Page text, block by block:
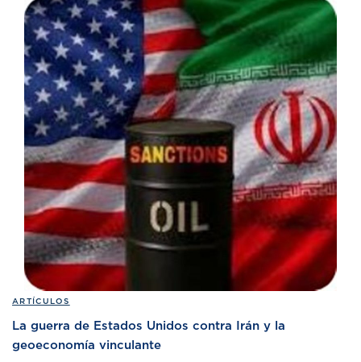
ARTÍCULOS
La guerra de Estados Unidos contra Irán y la
geoeconomía vinculante